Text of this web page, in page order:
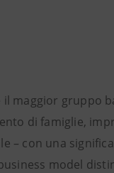
il maggior gruppo
di famiglie,
– con una
model